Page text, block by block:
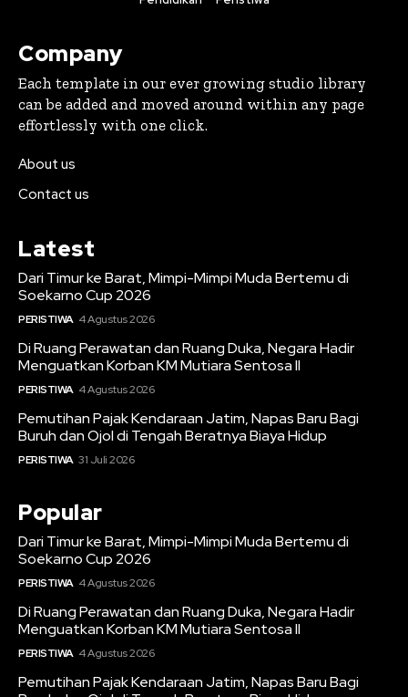
Company
Each template in our ever growing studio library
can be added and moved around within any page
effortlessly with one click.
About us
Contact us
Latest
Dari Timur ke Barat, Mimpi-Mimpi Muda Bertemu di
Soekarno Cup 2026
PERISTIWA 4 Agustus 2026
Di Ruang Perawatan dan Ruang Duka, Negara Hadir
Menguatkan Korban KM Mutiara Sentosa II
PERISTIWA 4 Agustus 2026
Pemutihan Pajak Kendaraan Jatim, Napas Baru Bagi
Buruh dan Ojol di Tengah Beratnya Biaya Hidup
PERISTIWA 31 Juli 2026
Popular
Dari Timur ke Barat, Mimpi-Mimpi Muda Bertemu di
Soekarno Cup 2026
PERISTIWA 4 Agustus 2026
Di Ruang Perawatan dan Ruang Duka, Negara Hadir
Menguatkan Korban KM Mutiara Sentosa II
PERISTIWA 4 Agustus 2026
Pemutihan Pajak Kendaraan Jatim, Napas Baru Bagi